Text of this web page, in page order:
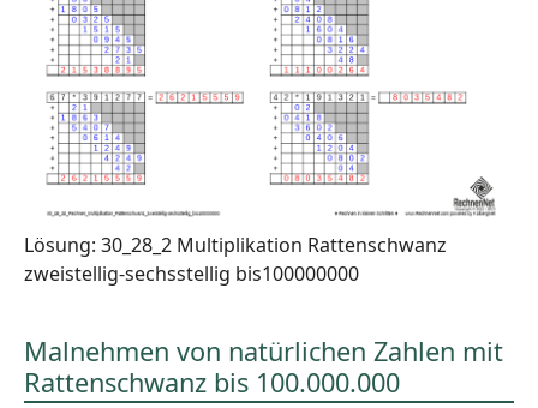
Lösung: 30_28_2 Multiplikation Rattenschwanz
zweistellig-sechsstellig bis100000000
Malnehmen von natürlichen Zahlen mit
Rattenschwanz bis 100.000.000